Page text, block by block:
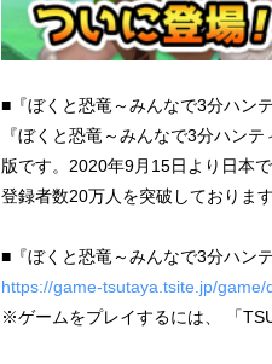
■『ぼくと恐竜～みんなで3分ハン
『ぼくと恐竜～みんなで3分ハン
版です。2020年9月15日より日本
登録者数20万人を突破しております
■『ぼくと恐竜～みんなで3分ハン
https://game-tsutaya.tsite.jp/game/
※ゲームをプレイするには、 「